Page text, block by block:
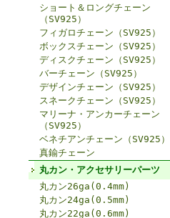
ショート＆ロングチェーン
（SV925）
フィガロチェーン（SV925）
ボックスチェーン（SV925）
ディスクチェーン（SV925）
バーチェーン（SV925）
デザインチェーン（SV925）
スネークチェーン（SV925）
マリーナ・アンカーチェーン
（SV925）
ベネチアンチェーン（SV925）
真鍮チェーン
丸カン・アクセサリーパーツ
丸カン26ga(0.4mm)
丸カン24ga(0.5mm)
丸カン22ga(0.6mm)